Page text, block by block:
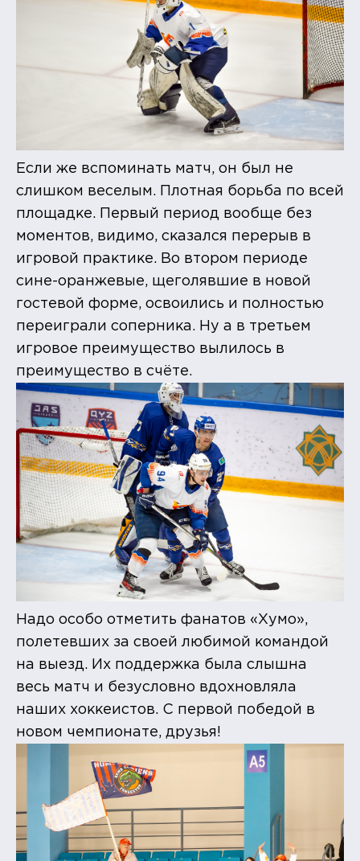
Если же вспоминать матч, он был не
слишком веселым. Плотная борьба по всей
площадке. Первый период вообще без
моментов, видимо, сказался перерыв в
игровой практике. Во втором периоде
сине-оранжевые, щеголявшие в новой
гостевой форме, освоились и полностью
переиграли соперника. Ну а в третьем
игровое преимущество вылилось в
преимущество в счёте.
Надо особо отметить фанатов «Хумо»,
полетевших за своей любимой командой
на выезд. Их поддержка была слышна
весь матч и безусловно вдохновляла
наших хоккеистов. С первой победой в
новом чемпионате, друзья!